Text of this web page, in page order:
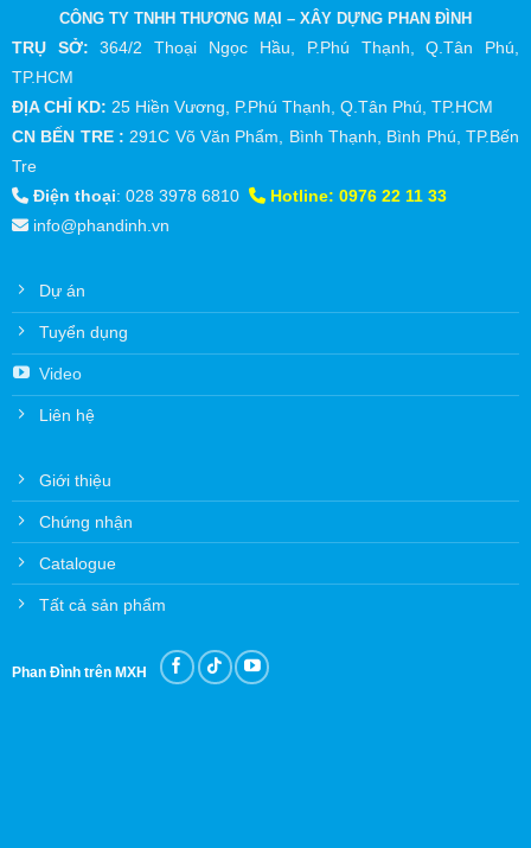
CÔNG TY TNHH THƯƠNG MẠI – XÂY DỰNG PHAN ĐÌNH
TRỤ SỞ: 364/2 Thoại Ngọc Hầu, P.Phú Thạnh, Q.Tân Phú,
TP.HCM
ĐỊA CHỈ KD: 25 Hiền Vương, P.Phú Thạnh, Q.Tân Phú, TP.HCM
CN BẾN TRE : 291C Võ Văn Phẩm, Bình Thạnh, Bình Phú, TP.Bến
Tre
Điện thoại: 028 3978 6810 Hotline: 0976 22 11 33
info@phandinh.vn
Dự án
Tuyển dụng
Video
Liên hệ
Giới thiệu
Chứng nhận
Catalogue
Tất cả sản phẩm
Phan Đình trên MXH